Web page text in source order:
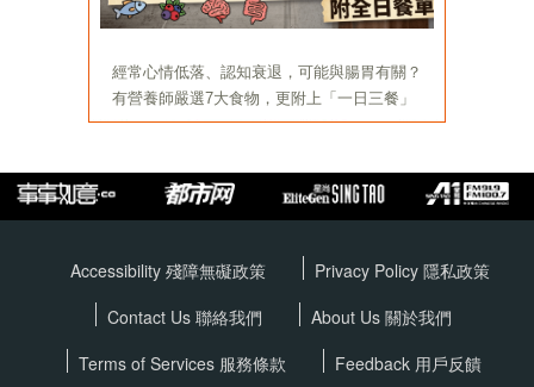
Accessibility 殘障無礙政策 Privacy Policy 隱私政策
Contact Us 聯絡我們
About Us 關於我們
Terms of Services 服務條款 Feedback 用戶反饋